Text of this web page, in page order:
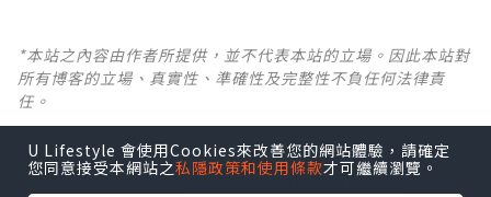
*本站之內容由作者所提供，並不代表本站的立場。因此本站對
所有博客的立場、真實性、準確性及完整性不負任何法律責
任。
【 U Creator 招募 】
出Post賺現金獎賞 l登記《社群創作有價企劃》
U Lifestyle 會使用Cookies來改善您的網站體驗，請確定
您同意接受本網站之私隱政策和使用條款才可繼續瀏覽。